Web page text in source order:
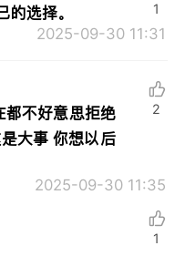
选择。
2025-09-30 11:31
1
都不好意思拒绝
大事 你想以后
2025-09-30 11:35
2
1